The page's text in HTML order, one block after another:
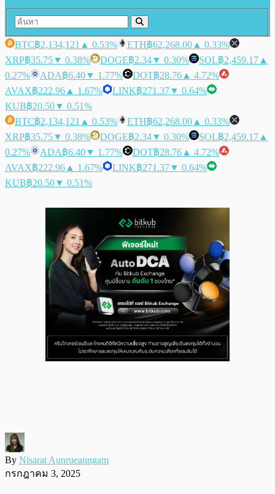
BTC฿2,134,121 ▲ 0.53% ETH฿62,268.00 ▲ 0.33%
XRP฿35.75▼ 0.38% DOGE฿2.34▼ 0.30% SOL฿2,459.17 ▲
0.27%
ADA฿6.40▼ 1.77% DOT฿28.76 ▲ 4.72%
AVAX฿222.96 ▲ 1.67% LINK฿271.37▼ 0.64%
KUB฿20.50▼ 0.51%
BTC฿2,134,121 ▲ 0.53% ETH฿62,268.00 ▲ 0.33%
XRP฿35.75▼ 0.38% DOGE฿2.34▼ 0.30% SOL฿2,459.17 ▲
0.27%
ADA฿6.40▼ 1.77% DOT฿28.76 ▲ 4.72%
AVAX฿222.96 ▲ 1.67% LINK฿271.37▼ 0.64%
KUB฿20.50▼ 0.51%
By Nisarat Aunrueanngam
กรกฎาคม 3, 2025